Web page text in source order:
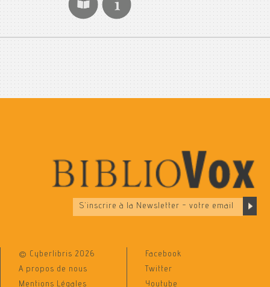
© Cyberlibris 2026
A propos de nous
Mentions Légales
Facebook
Twitter
Youtube